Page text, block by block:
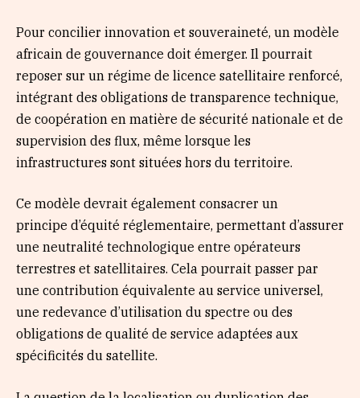
Pour concilier innovation et souveraineté, un modèle
africain de gouvernance doit émerger. Il pourrait
reposer sur un régime de licence satellitaire renforcé,
intégrant des obligations de transparence technique,
de coopération en matière de sécurité nationale et de
supervision des flux, même lorsque les
infrastructures sont situées hors du territoire.
Ce modèle devrait également consacrer un
principe d’équité réglementaire, permettant d’assurer
une neutralité technologique entre opérateurs
terrestres et satellitaires. Cela pourrait passer par
une contribution équivalente au service universel,
une redevance d’utilisation du spectre ou des
obligations de qualité de service adaptées aux
spécificités du satellite.